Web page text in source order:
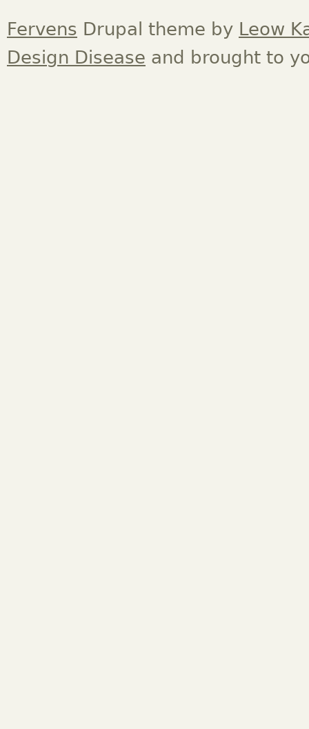
Fervens Drupal theme by Leow
Design Disease and brought to